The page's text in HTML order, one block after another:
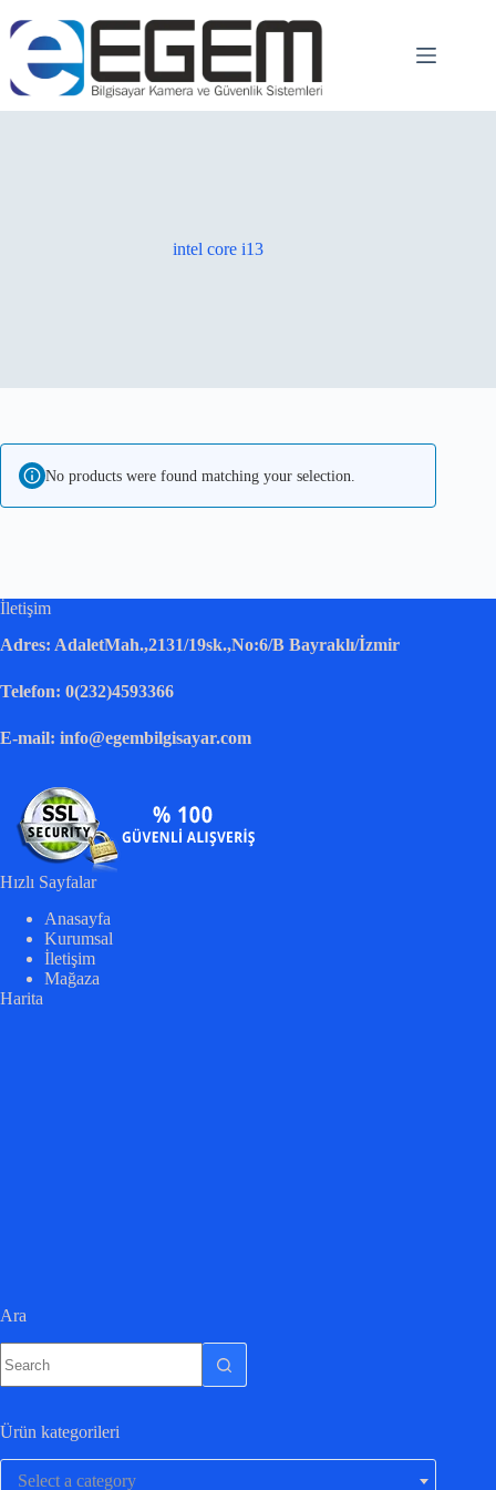
intel core i13
No products were found matching your selection.
İletişim
Adres: AdaletMah.,2131/19sk.,No:6/B Bayraklı/İzmir
Telefon: 0(232)4593366
E-mail: info@egembilgisayar.com
Hızlı Sayfalar
Anasayfa
Kurumsal
İletişim
Mağaza
Harita
Ara
Ürün kategorileri
Select a category